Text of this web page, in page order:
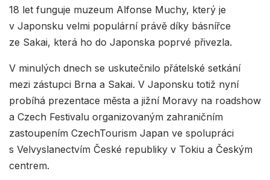
18 let funguje muzeum Alfonse Muchy, který je
v Japonsku velmi populární právě díky básnířce
ze Sakai, která ho do Japonska poprvé přivezla.
V minulých dnech se uskutečnilo přátelské setkání
mezi zástupci Brna a Sakai. V Japonsku totiž nyní
probíhá prezentace města a jižní Moravy na roadshow
a Czech Festivalu organizovaným zahraničním
zastoupením CzechTourism Japan ve spolupráci
s Velvyslanectvím České republiky v Tokiu a Českým
centrem.